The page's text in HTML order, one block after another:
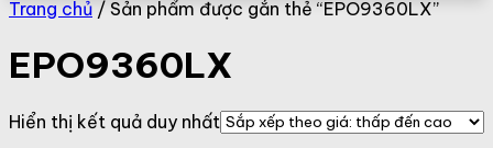
Trang chủ / Sản phẩm được gắn thẻ “EPO9360LX”
EPO9360LX
Hiển thị kết quả duy nhất